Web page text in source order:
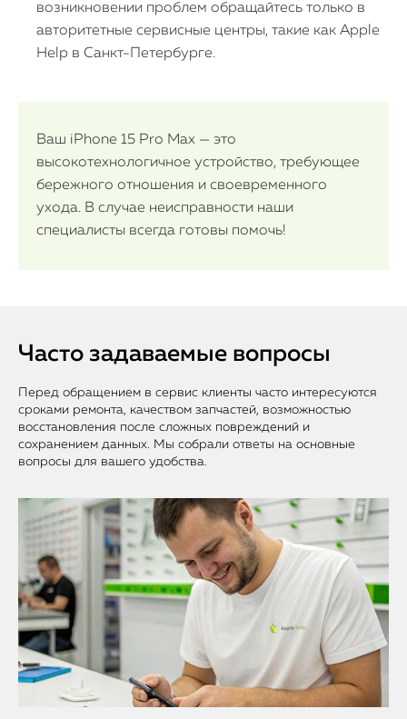
возникновении проблем обращайтесь только в
авторитетные сервисные центры, такие как Apple
Help в Санкт-Петербурге.
Ваш iPhone 15 Pro Max — это
высокотехнологичное устройство, требующее
бережного отношения и своевременного
ухода. В случае неисправности наши
специалисты всегда готовы помочь!
Часто задаваемые вопросы
Перед обращением в сервис клиенты часто интересуются
сроками ремонта, качеством запчастей, возможностью
восстановления после сложных повреждений и
сохранением данных. Мы собрали ответы на основные
вопросы для вашего удобства.